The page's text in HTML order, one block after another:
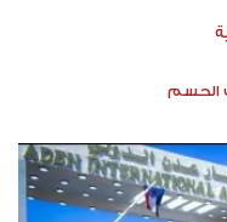
الحسم